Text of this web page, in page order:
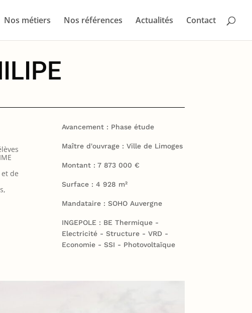
Nos métiers Nos références Actualités Contact
de
Avancement : Phase étude
Maître d'ouvrage : Ville de Limoges
Montant : 7 873 000 €
Surface : 4 928 m²
Mandataire : SOHO Auvergne
INGEPOLE : BE Thermique -
Electricité - Structure - VRD -
Economie - SSI - Photovoltaïque